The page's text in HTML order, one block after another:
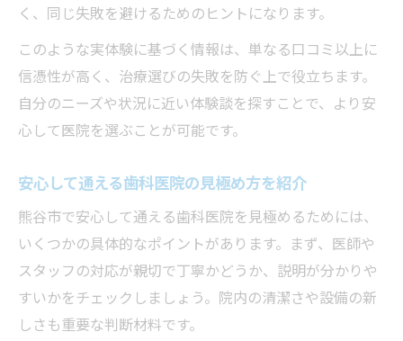
く、同じ失敗を避けるためのヒントになります。
このような実体験に基づく情報は、単なる口コミ以上に
信憑性が高く、治療選びの失敗を防ぐ上で役立ちます。
自分のニーズや状況に近い体験談を探すことで、より安
心して医院を選ぶことが可能です。
安心して通える歯科医院の見極め方を紹介
熊谷市で安心して通える歯科医院を見極めるためには、
いくつかの具体的なポイントがあります。まず、医師や
スタッフの対応が親切で丁寧かどうか、説明が分かりや
すいかをチェックしましょう。院内の清潔さや設備の新
しさも重要な判断材料です。